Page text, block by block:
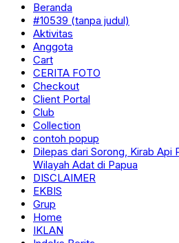
Beranda
#10539 (tanpa judul)
Aktivitas
Anggota
Cart
CERITA FOTO
Checkout
Client Portal
Club
Collection
contoh popup
Dilepas dari Sorong, Kirab Api
Wilayah Adat di Papua
DISCLAIMER
EKBIS
Grup
Home
IKLAN